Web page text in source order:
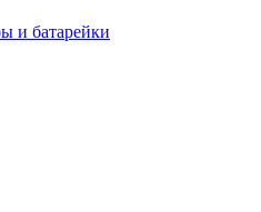
и батарейки